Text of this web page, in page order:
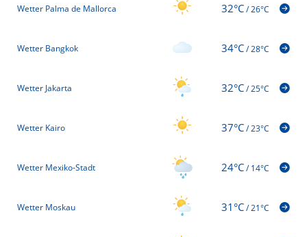
Wetter Palma de Mallorca 32°C/26°C
Wetter Bangkok 34°C/28°C
Wetter Jakarta 32°C/25°C
Wetter Kairo 37°C/23°C
Wetter Mexiko-Stadt 24°C/14°C
Wetter Moskau 31°C/21°C